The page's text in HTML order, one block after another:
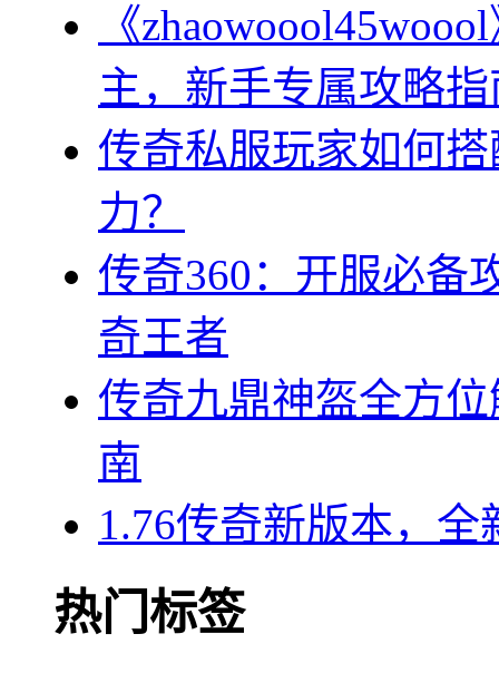
《
主，新手专属攻略指
传奇私服玩家如何
力？
传奇360：开服必备
奇王者
传奇九鼎神盔全方
南
1.76传奇新版本，
热门标签